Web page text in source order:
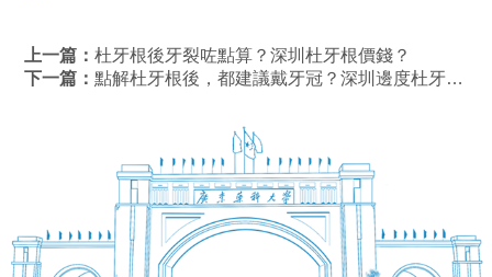
上一篇：杜牙根後牙裂咗點算？深圳杜牙根價錢？
下一篇：點解杜牙根後，都建議戴牙冠？深圳邊度杜牙根好？